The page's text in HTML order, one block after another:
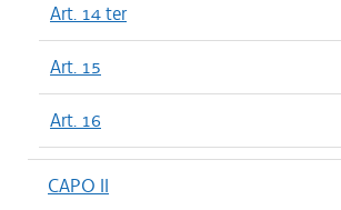
Art. 14 ter
Art. 15
Art. 16
CAPO II